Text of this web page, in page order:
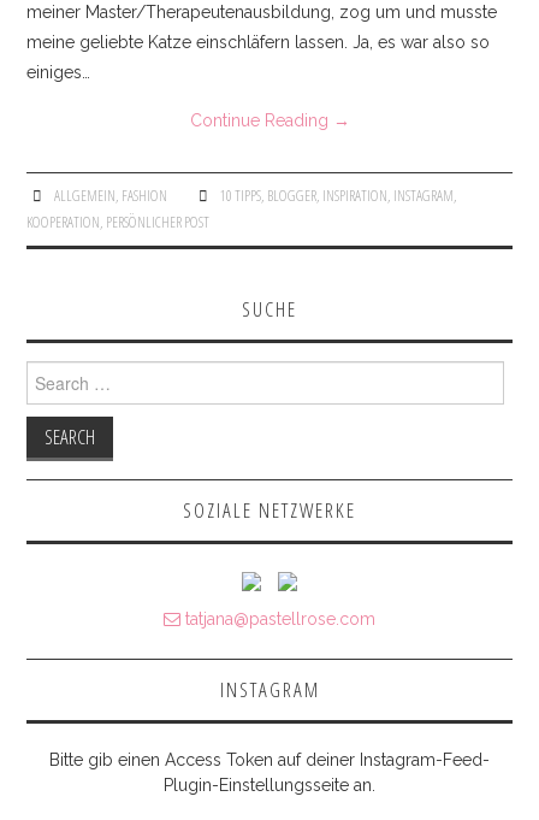
meiner Master/Therapeutenausbildung, zog um und musste
meine geliebte Katze einschläfern lassen. Ja, es war also so
einiges…
Continue Reading →
ALLGEMEIN, FASHION 10 TIPPS, BLOGGER, INSPIRATION, INSTAGRAM,
KOOPERATION, PERSÖNLICHER POST
SUCHE
Search for:
SOZIALE NETZWERKE
tatjana@pastellrose.com
INSTAGRAM
Bitte gib einen Access Token auf deiner Instagram-Feed-
Plugin-Einstellungsseite an.